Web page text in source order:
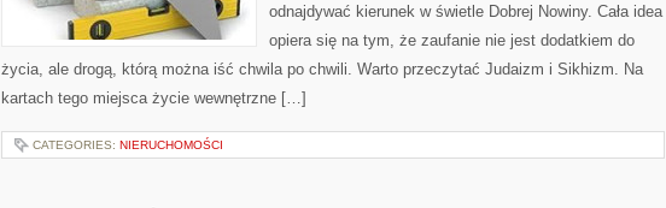
odnajdywać kierunek w świetle Dobrej Nowiny. Cała idea
opiera się na tym, że zaufanie nie jest dodatkiem do
życia, ale drogą, którą można iść chwila po chwili. Warto przeczytać Judaizm i Sikhizm. Na
kartach tego miejsca życie wewnętrzne […]
CATEGORIES: NIERUCHOMOŚCI